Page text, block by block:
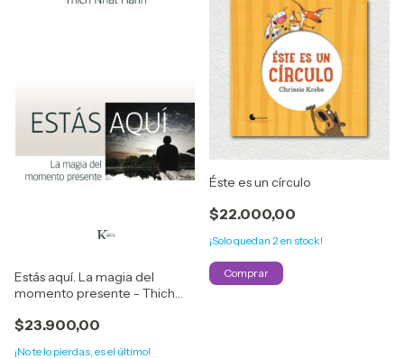
Estás aquí. La magia del
momento presente - Thich
$23.900,00
¡No te lo pierdas, es el último!
Éste es un círculo
$22.000,00
¡Solo quedan 2 en stock!